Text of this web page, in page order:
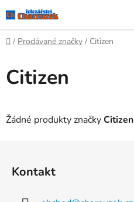
na
obsah
Domů
/ Prodávané značky / Citizen
Citizen
Žádné produkty značkyCitizen
Kontakt